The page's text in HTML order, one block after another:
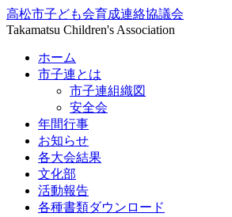
高松市子ども会育成連絡協議会
Takamatsu Children's Association
ホーム
市子連とは
市子連組織図
安全会
年間行事
お知らせ
各大会結果
文化部
活動報告
各種書類ダウンロード